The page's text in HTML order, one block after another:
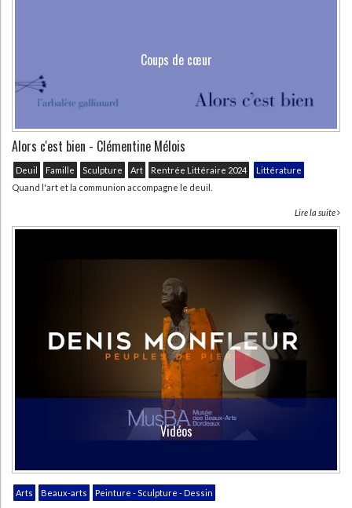
Coups de cœur
Alors c'est bien - Clémentine Mélois
Deuil Famille Sculpture Art Rentrée Littéraire 2024
Littérature
Quand l'art et la communion accompagne le deuil.
Lire la suite
Vidéos
Arts Beaux-arts Peinture - Sculpture - Dessin